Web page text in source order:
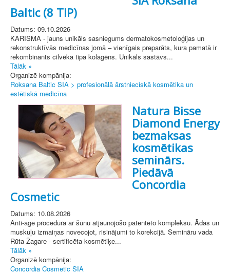
Baltic (8 TIP)
Datums: 09.10.2026
KARISMA - jauns unikāls sasniegums dermatokosmetoloģijas un
rekonstruktīvās medicīnas jomā – vienīgais preparāts, kura pamatā ir
rekombinants cilvēka tipa kolagēns. Unikāls sastāvs...
Tālāk »
Organizē kompānija:
Roksana Baltic SIA > profesionālā ārstnieciskā kosmētika un
estētiskā medicīna
Natura Bisse
Diamond Energy
bezmaksas
kosmētikas
seminārs.
Piedāvā
Concordia
Cosmetic
Datums: 10.08.2026
Anti-age procedūra ar šūnu atjaunojošo patentēto kompleksu. Ādas un
muskuļu izmaiņas novecojot, risinājumi to korekcijā. Semināru vada
Rūta Žagare - sertificēta kosmētiķe...
Tālāk »
Organizē kompānija:
Concordia Cosmetic SIA